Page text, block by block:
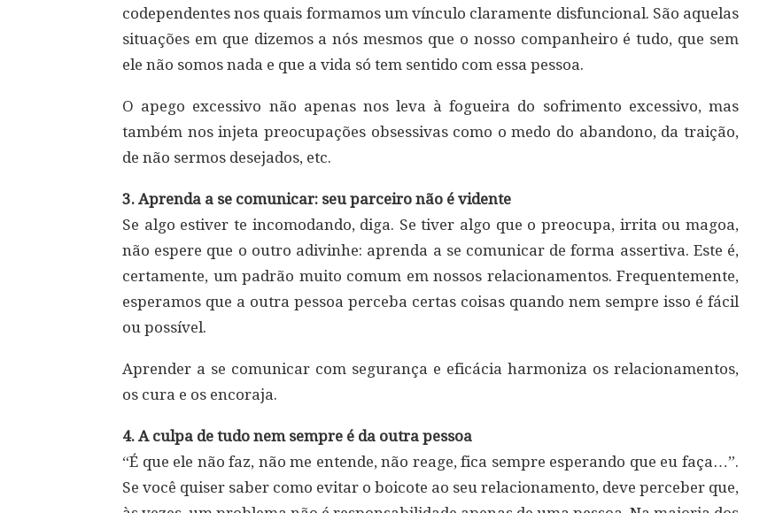
codependentes nos quais formamos um vínculo claramente disfuncional. São aquelas
situações em que dizemos a nós mesmos que o nosso companheiro é tudo, que sem
ele não somos nada e que a vida só tem sentido com essa pessoa.
O apego excessivo não apenas nos leva à fogueira do sofrimento excessivo, mas
também nos injeta preocupações obsessivas como o medo do abandono, da traição,
de não sermos desejados, etc.
3. Aprenda a se comunicar: seu parceiro não é vidente
Se algo estiver te incomodando, diga. Se tiver algo que o preocupa, irrita ou magoa,
não espere que o outro adivinhe: aprenda a se comunicar de forma assertiva. Este é,
certamente, um padrão muito comum em nossos relacionamentos. Frequentemente,
esperamos que a outra pessoa perceba certas coisas quando nem sempre isso é fácil
ou possível.
Aprender a se comunicar com segurança e eficácia harmoniza os relacionamentos,
os cura e os encoraja.
4. A culpa de tudo nem sempre é da outra pessoa
“É que ele não faz, não me entende, não reage, fica sempre esperando que eu faça…”.
Se você quiser saber como evitar o boicote ao seu relacionamento, deve perceber que,